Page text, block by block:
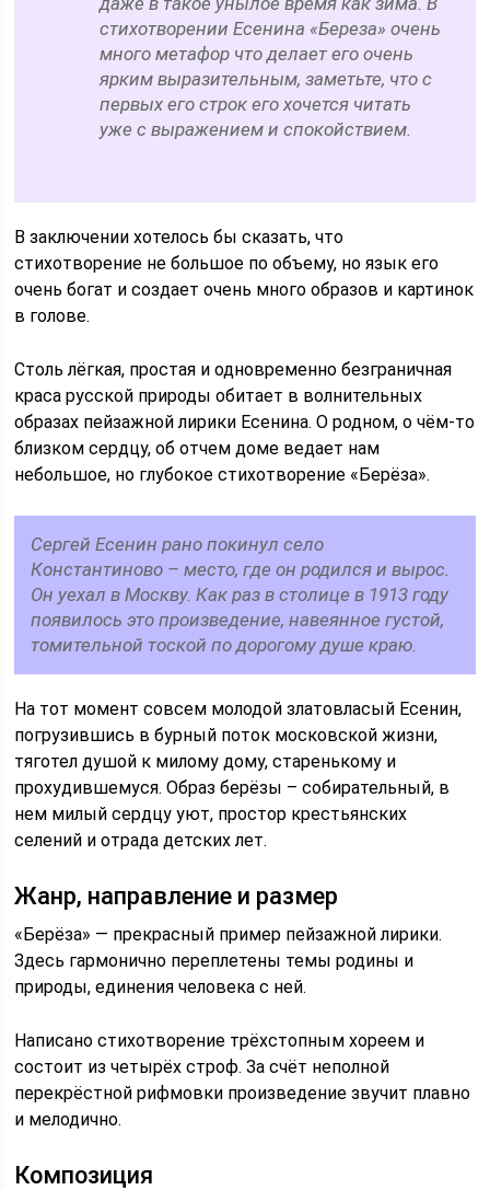
стихотворении Есенина «Береза» очень
много метафор что делает его очень
ярким выразительным, заметьте, что с
первых его строк его хочется читать
уже с выражением и спокойствием.
В заключении хотелось бы сказать, что
стихотворение не большое по объему, но язык его
очень богат и создает очень много образов и картинок
в голове.
Столь лёгкая, простая и одновременно безграничная
краса русской природы обитает в волнительных
образах пейзажной лирики Есенина. О родном, о чём-то
близком сердцу, об отчем доме ведает нам
небольшое, но глубокое стихотворение «Берёза».
Сергей Есенин рано покинул село
Константиново – место, где он родился и вырос.
Он уехал в Москву. Как раз в столице в 1913 году
появилось это произведение, навеянное густой,
томительной тоской по дорогому душе краю.
На тот момент совсем молодой златовласый Есенин,
погрузившись в бурный поток московской жизни,
тяготел душой к милому дому, старенькому и
прохудившемуся. Образ берёзы – собирательный, в
нем милый сердцу уют, простор крестьянских
селений и отрада детских лет.
Жанр, направление и размер
«Берёза» — прекрасный пример пейзажной лирики.
Здесь гармонично переплетены темы родины и
природы, единения человека с ней.
Написано стихотворение трёхстопным хореем и
состоит из четырёх строф. За счёт неполной
перекрёстной рифмовки произведение звучит плавно
и мелодично.
Композиция